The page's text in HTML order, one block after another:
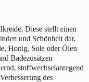
Diese stellt einen
und Schönheit dar.
Honig, Sole oder Ölen
Badezusätzen
stoffwechselanregend
des